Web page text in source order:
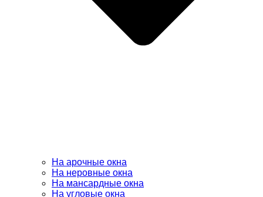
На арочные окна
На неровные окна
На мансардные окна
На угловые окна